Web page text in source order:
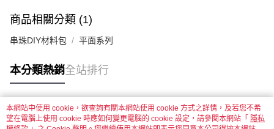
宅配 新竹物流
付款後門市自取
商品相關分類 (1)
串珠DIY材料包 平面系列
本分類熱銷全站排行
熱門標籤
本網站中使用 cookie，欲查詢有關本網站使用 cookie 方式之詳情，及若您不希
望在電腦上使用 cookie 時應如何變更電腦的 cookie 設定，請參閱本網站「 隱私